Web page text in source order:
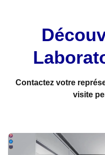
Contactez votre
visite